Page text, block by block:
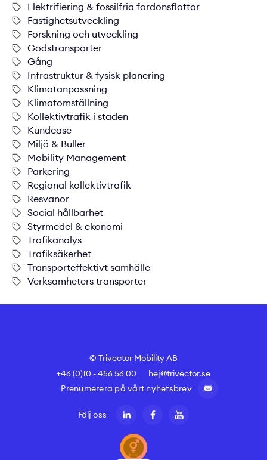
Elektrifiering & fossilfria fordonsflottor
Fastighetsutveckling
Forskning och utveckling
Godstransporter
Gång
Infrastruktur & fysisk planering
Klimatanpassning
Klimatomställning
Kollektivtrafik i staden
Kundcase
Miljö & Buller
Mobility Management
Parkering
Regional kollektivtrafik
Resvanor
Social hållbarhet
Styrmedel & ekonomi
Trafikanalys
Trafiksäkerhet
Transporteffektivt samhälle
Verksamheters transporter
© Trivector Mobility AB
+46 (0)10 - 456 56 00
hej@trivector.se
Prenumerera på vårt nyhetsbrev
Följ oss